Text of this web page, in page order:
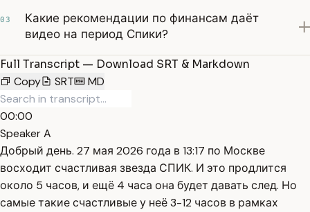
03
Какие рекомендации по финансам даёт
видео на период Спики?
Full Transcript — Download SRT & Markdown
Copy
SRT MD
00:00
Speaker A
Добрый день. 27 мая 2026 года в 13:17 по Москве
восходит счастливая звезда СПИК. И это продлится
около 5 часов, и ещё 4 часа она будет давать след. Но
самые такие счастливые у неё 3-12 часов в рамках